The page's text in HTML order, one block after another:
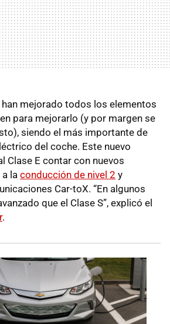
han mejorado todos los elementos
para mejorarlo (y por margen se
siendo el más importante de
del coche. Este nuevo
Clase E contar con nuevos
la conducción de nivel 2 y
Car-toX. “En algunos
que el Clase S”, explicó el
.